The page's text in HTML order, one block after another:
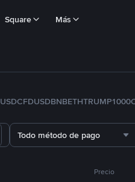
Square Más
USDCFDUSDBNBETHTRUMP
Todo método de pago
Precio